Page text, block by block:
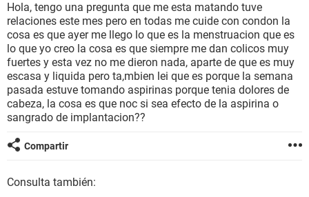
BIENESTAR
SEXUALIDAD
GLOSARIO
Hola, tengo una pregunta que me esta matando tuve
relaciones este mes pero en todas me cuide con condon la
cosa es que ayer me llego lo que es la menstruacion que es
lo que yo creo la cosa es que siempre me dan colicos muy
fuertes y esta vez no me dieron nada, aparte de que es muy
escasa y liquida pero ta,mbien lei que es porque la semana
pasada estuve tomando aspirinas porque tenia dolores de
cabeza, la cosa es que noc si sea efecto de la aspirina o
sangrado de implantacion??
Compartir
Consulta también: